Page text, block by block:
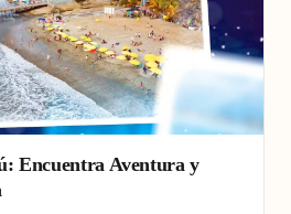
Encuentra Aventura y